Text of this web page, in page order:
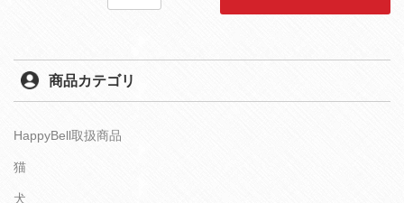
商品カテゴリ
HappyBell取扱商品
猫
犬